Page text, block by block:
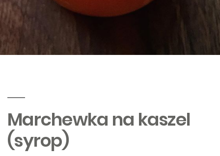
Marchewka na kaszel
(syrop)